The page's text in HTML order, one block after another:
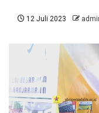
12 Juli 2023